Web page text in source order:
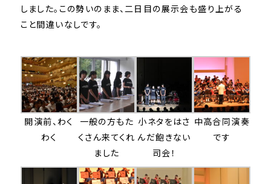
しました。この勢いのまま、二日目の展示会も盛り上がる
こと間違いなしです。
開演前、わく
わく
一般の方もた
くさん来てくれ
ました
小ネタをはさ
んだ飽きない
司会！
中高合同演奏
です